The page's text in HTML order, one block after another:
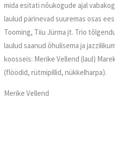
mida esitati nõukogude ajal
laulud pärinevad suuremas osas
Tooming, Tiiu Jürma jt. Trio
laulud saanud õhulisema ja
koosseis: Merike Vellend (laul)
(flöödid, rütmipillid, nükkelharpa).
Merike Vellend